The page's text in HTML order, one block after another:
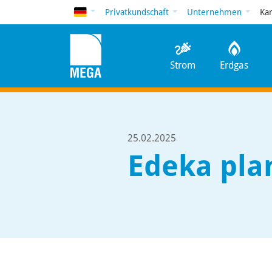
DeutschPrivatkundschaft Unternehmen
Strom Erdgas
25.02.2025
Edeka